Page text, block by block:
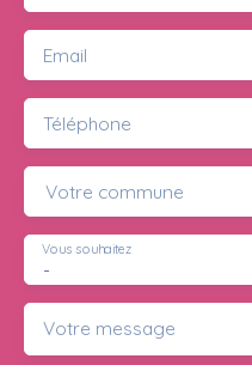
Email
Téléphone
Votre commune
-
Vous souhaitez
Votre message